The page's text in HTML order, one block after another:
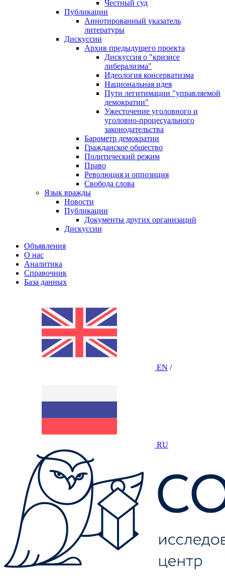
Честный суд
Публикации
Аннотированный указатель
литературы
Дискуссии
Архив предыдущего проекта
Дискуссия о "кризисе
либерализма"
Идеология консерватизма
Национальная идея
Пути легитимации "управляемой
демократии"
Ужесточение уголовного и
уголовно-процесуального
законодательства
Барометр демократии
Гражданское общество
Политический режим
Право
Революция и оппозиция
Свобода слова
Язык вражды
Новости
Публикации
Документы других организаций
Дискуссии
Объявления
О нас
Аналитика
Справочник
База данных
EN /
RU